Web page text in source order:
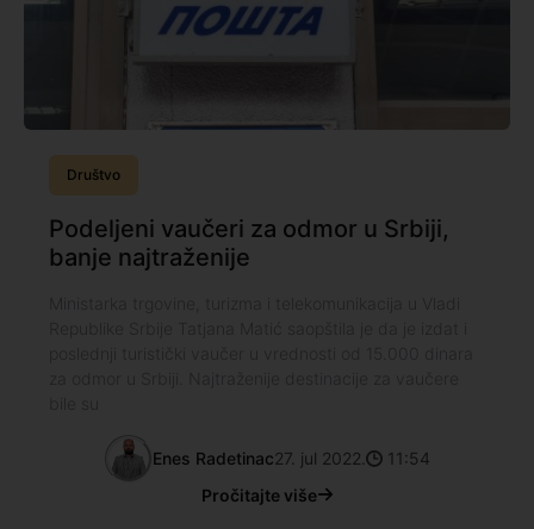
Društvo
Podeljeni vaučeri za odmor u Srbiji,
banje najtraženije
Enes Radetinac27. jul 2022.
11:54
Pročitajte više